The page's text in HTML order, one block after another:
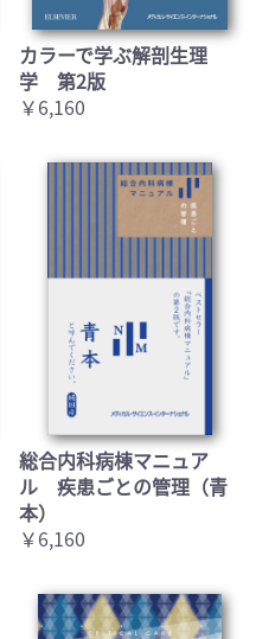
カラーで学ぶ解剖生理
学 第2版
￥6,160
総合内科病棟マニュア
ル 疾患ごとの管理（青
本）
￥6,160